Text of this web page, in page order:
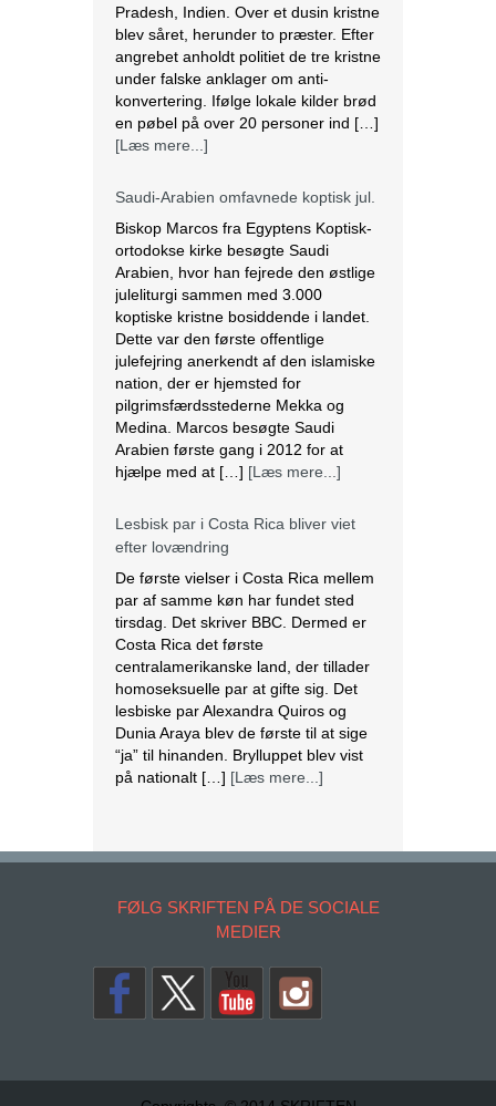
Pradesh, Indien. Over et dusin kristne
blev såret, herunder to præster. Efter
angrebet anholdt politiet de tre kristne
under falske anklager om anti-
konvertering. Ifølge lokale kilder brød
en pøbel på over 20 personer ind […]
[Læs mere...]
Saudi-Arabien omfavnede koptisk jul.
Biskop Marcos fra Egyptens Koptisk-
ortodokse kirke besøgte Saudi
Arabien, hvor han fejrede den østlige
juleliturgi sammen med 3.000
koptiske kristne bosiddende i landet.
Dette var den første offentlige
julefejring anerkendt af den islamiske
nation, der er hjemsted for
pilgrimsfærdsstederne Mekka og
Medina. Marcos besøgte Saudi
Arabien første gang i 2012 for at
hjælpe med at […] [Læs mere...]
Lesbisk par i Costa Rica bliver viet
efter lovændring
De første vielser i Costa Rica mellem
par af samme køn har fundet sted
tirsdag. Det skriver BBC. Dermed er
Costa Rica det første
centralamerikanske land, der tillader
homoseksuelle par at gifte sig. Det
lesbiske par Alexandra Quiros og
Dunia Araya blev de første til at sige
“ja” til hinanden. Brylluppet blev vist
på nationalt […] [Læs mere...]
og USA for færdige
og forståelser med Israel og USA for
at være afsluttet. Det siger den
ifølge det palæstinensiske
nyhedsbureau Wafa. – Palæstinas
Befrielsesorganisation (PLO) og
amerikanske og den israelske
FØLG SKRIFTEN PÅ DE SOCIALE
MEDIER